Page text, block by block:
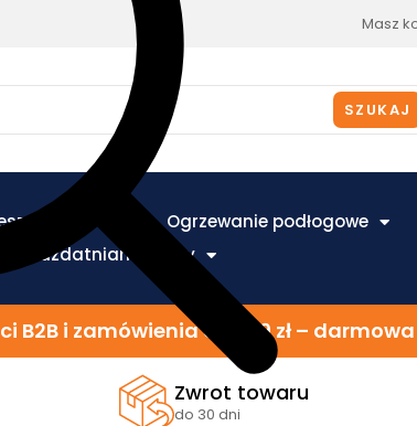
Masz
SZUKAJ
Ogrzewanie podłogowe
i uzdatnianie wody
B2B i zamówienia od 299 zł –
Zwrot towaru
do 30 dni